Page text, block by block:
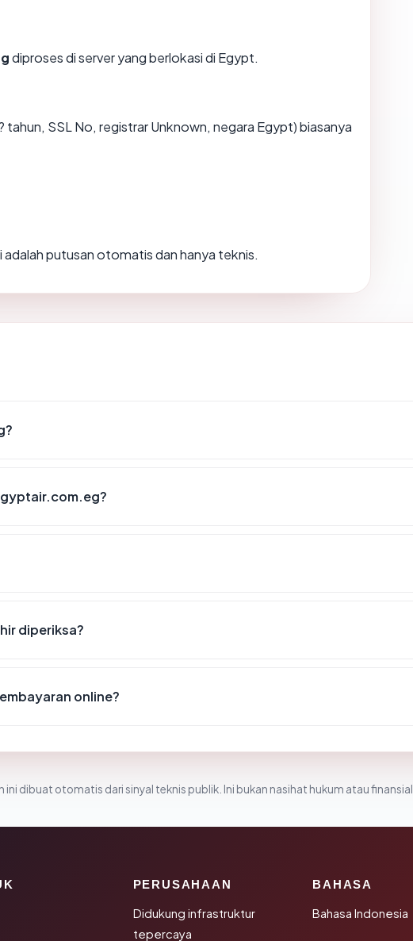
diproses di server yang berlokasi di Egypt.
SSL No, registrar Unknown, negara Egypt) biasanya
adalah putusan otomatis dan hanya teknis.
diperiksa?
online?
ini dibuat otomatis dari sinyal teknis publik. Ini bukan nasihat hukum atau finansial.
PERUSAHAAN
Didukung infrastruktur
tepercaya
BAHASA
Bahasa Indonesia